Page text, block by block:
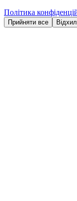
Політика
Прийняти все